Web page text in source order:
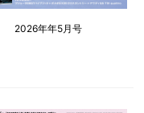
2026年年5月号